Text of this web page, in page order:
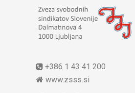
+386 1 43 41 200
www.zsss.si